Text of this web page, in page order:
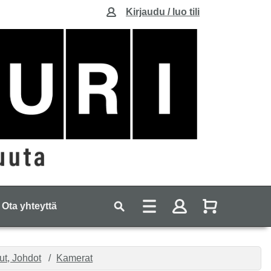
Kirjaudu / luo tili
Ota yhteyttä
Johdot Kamerat